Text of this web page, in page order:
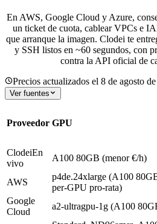
En AWS, Google Cloud y Azure,
un ticket de cuota, cablear VPCs e
que arranque la imagen. Clodei te
y SSH listos en ~60 segundos, con
contra la API oficial de
Precios actualizados el 8 de agosto
Ver fuentes
Proveedor GPU
ClodeiEn
vivo
A100 80GB (menor €/h)
AWS
p4de.24xlarge (A100
per-GPU pro-rata)
Google
Cloud
a2-ultragpu-1g (A100